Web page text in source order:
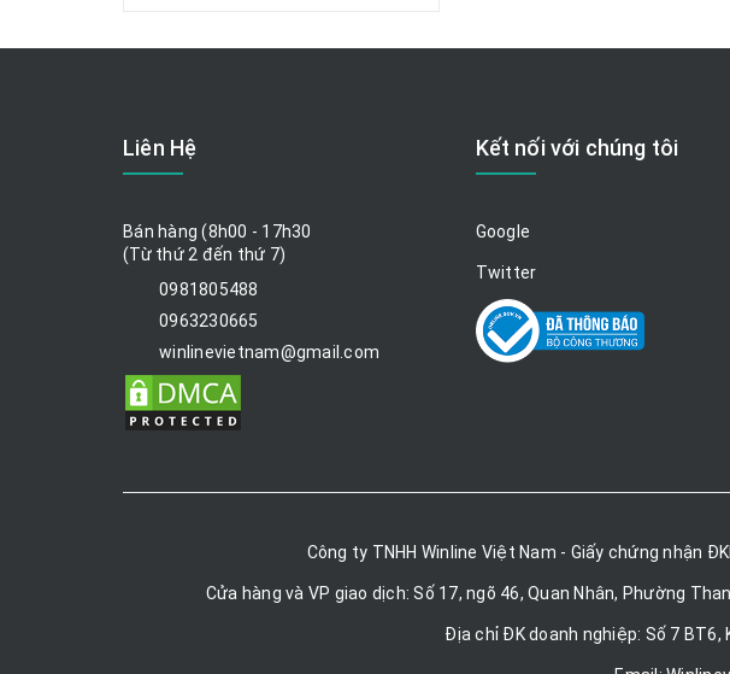
Liên Hệ
Bán hàng (8h00 - 17h30
(Từ thứ 2 đến thứ 7)
0981805488
0963230665
winlinevietnam@gmail.com
Kết nối với chúng tôi
Google
Twitter
Công ty TNHH Winline Việt Nam - Giấy chứng nhận
Cửa hàng và VP giao dịch: Số 17, ngõ 46, Quan Nhân, Phường
Địa chỉ ĐK doanh nghiệp: Số 7 BT6,